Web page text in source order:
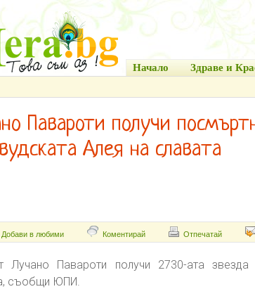
Начало Здраве и
Павароти получи
Алея на славата
Добави в любими Коментирай Отпечатай
Лучано Павароти получи 2730-ата
съобщи ЮПИ.